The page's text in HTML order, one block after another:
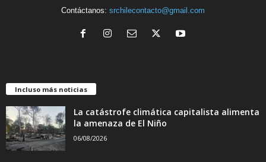
Contáctanos: srchilecontacto@gmail.com
Incluso más noticias
La catástrofe climática capitalista alimenta
la amenaza de El Niño
06/08/2026